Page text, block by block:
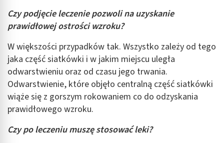
Czy podjęcie leczenie pozwoli na uzyskanie
prawidłowej ostrości wzroku?
W większości przypadków tak. Wszystko zależy od tego
jaka część siatkówki i w jakim miejscu uległa
odwarstwieniu oraz od czasu jego trwania.
Odwarstwienie, które objęło centralną część siatkówki
wiąże się z gorszym rokowaniem co do odzyskania
prawidłowego wzroku.
Czy po leczeniu muszę stosować leki?